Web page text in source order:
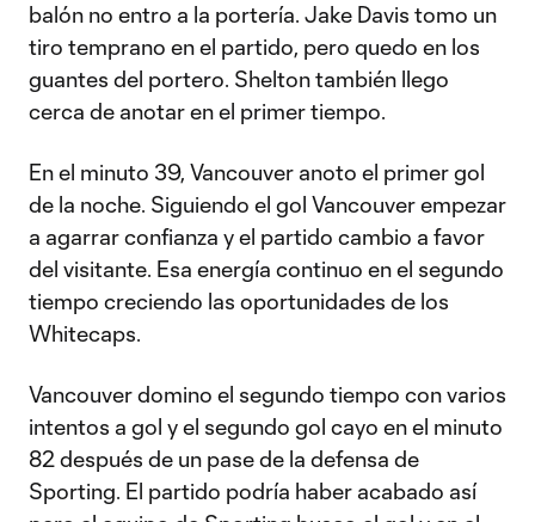
balón no entro a la portería. Jake Davis tomo un
tiro temprano en el partido, pero quedo en los
guantes del portero. Shelton también llego
cerca de anotar en el primer tiempo.
En el minuto 39, Vancouver anoto el primer gol
de la noche. Siguiendo el gol Vancouver empezar
a agarrar confianza y el partido cambio a favor
del visitante. Esa energía continuo en el segundo
tiempo creciendo las oportunidades de los
Whitecaps.
Vancouver domino el segundo tiempo con varios
intentos a gol y el segundo gol cayo en el minuto
82 después de un pase de la defensa de
Sporting. El partido podría haber acabado así